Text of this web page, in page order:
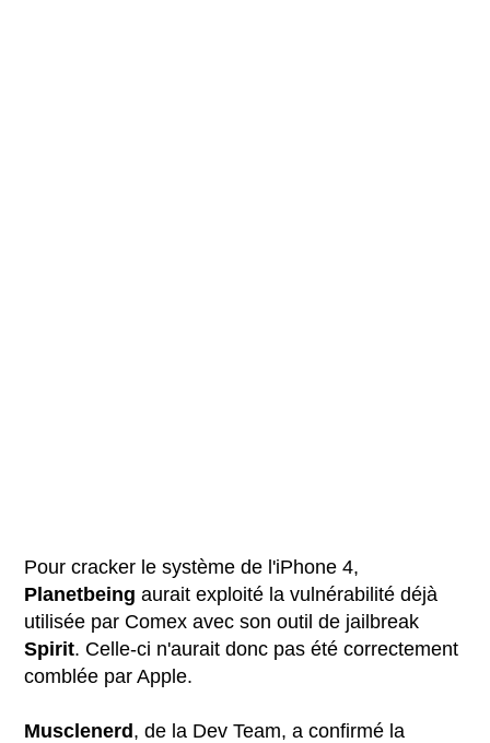
Pour cracker le système de l'iPhone 4,
Planetbeing aurait exploité la vulnérabilité déjà
utilisée par Comex avec son outil de jailbreak
Spirit. Celle-ci n'aurait donc pas été correctement
comblée par Apple.
Musclenerd, de la Dev Team, a confirmé la